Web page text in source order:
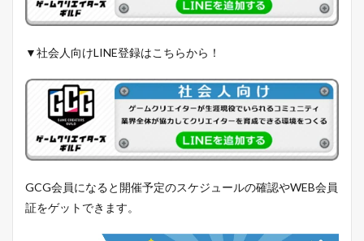
▼社会人向けLINE登録はこちらから！
GCG会員になると開催予定のスケジュールの確認やWEB会員
証をゲットできます。